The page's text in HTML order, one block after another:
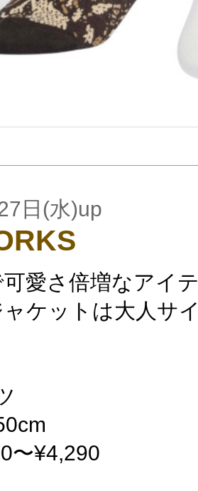
日(水)up
愛さ倍増なアイ
ャケットは大人サ
〜¥4,290